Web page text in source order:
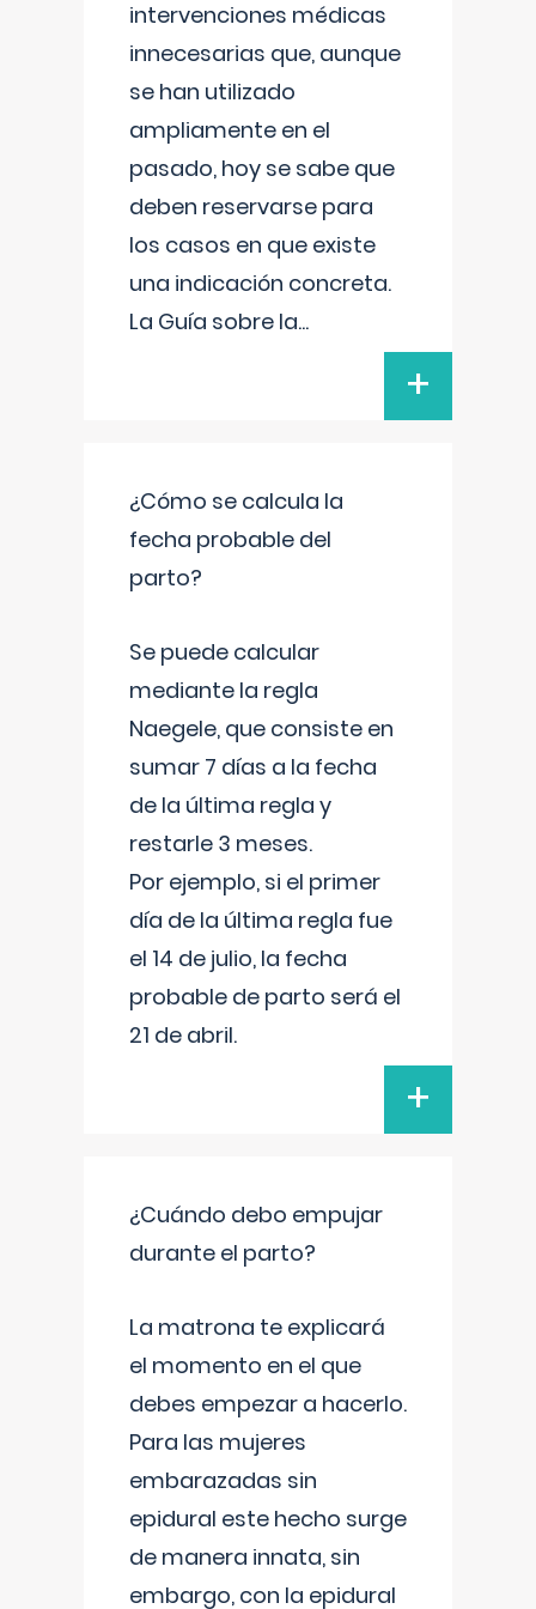
intervenciones médicas
innecesarias que, aunque
se han utilizado
ampliamente en el
pasado, hoy se sabe que
deben reservarse para
los casos en que existe
una indicación concreta.
La Guía sobre la...
+
¿Cómo se calcula la
fecha probable del
parto?
Se puede calcular
mediante la regla
Naegele, que consiste en
sumar 7 días a la fecha
de la última regla y
restarle 3 meses.
Por ejemplo, si el primer
día de la última regla fue
el 14 de julio, la fecha
probable de parto será el
21 de abril.
+
¿Cuándo debo empujar
durante el parto?
La matrona te explicará
el momento en el que
debes empezar a hacerlo.
Para las mujeres
embarazadas sin
epidural este hecho surge
de manera innata, sin
embargo, con la epidural